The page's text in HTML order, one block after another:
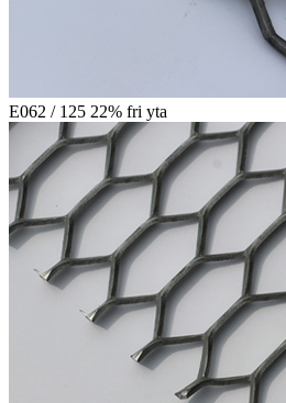
E062 / 125 22% fri yta